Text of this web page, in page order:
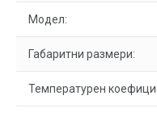
Модел:
Габаритни размери:
Температурен